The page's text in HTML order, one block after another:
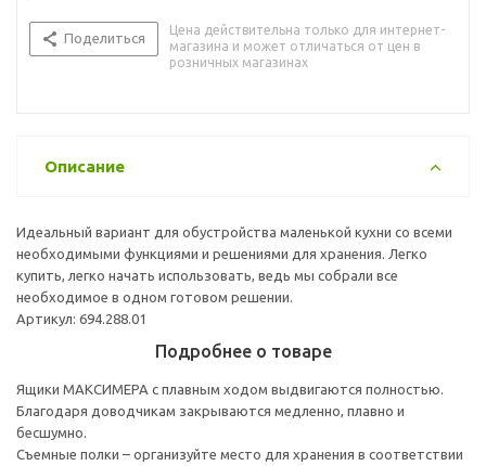
Поделиться
Цена действительна только для интернет-
магазина и может отличаться от цен в
розничных магазинах
Описание
Идеальный вариант для обустройства маленькой кухни со всеми
необходимыми функциями и решениями для хранения. Легко
купить, легко начать использовать, ведь мы собрали все
необходимое в одном готовом решении.
Артикул: 694.288.01
Подробнее о товаре
Ящики МАКСИМЕРА с плавным ходом выдвигаются полностью.
Благодаря доводчикам закрываются медленно, плавно и
бесшумно.
Съемные полки – организуйте место для хранения в соответствии